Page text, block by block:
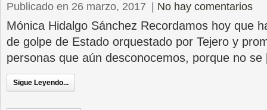
Publicado en 26 marzo, 2017 No hay comentarios
Mónica Hidalgo Sánchez Recordamos hoy que
de golpe de Estado orquestado por Tejero y
personas que aún desconocemos, porque no
Sigue Leyendo...